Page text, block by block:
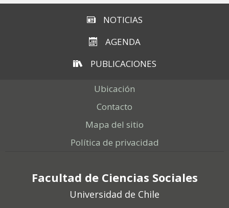
NOTICIAS
AGENDA
PUBLICACIONES
Ubicación
Contacto
Mapa del sitio
Política de privacidad
Facultad de Ciencias Sociales
Universidad de Chile